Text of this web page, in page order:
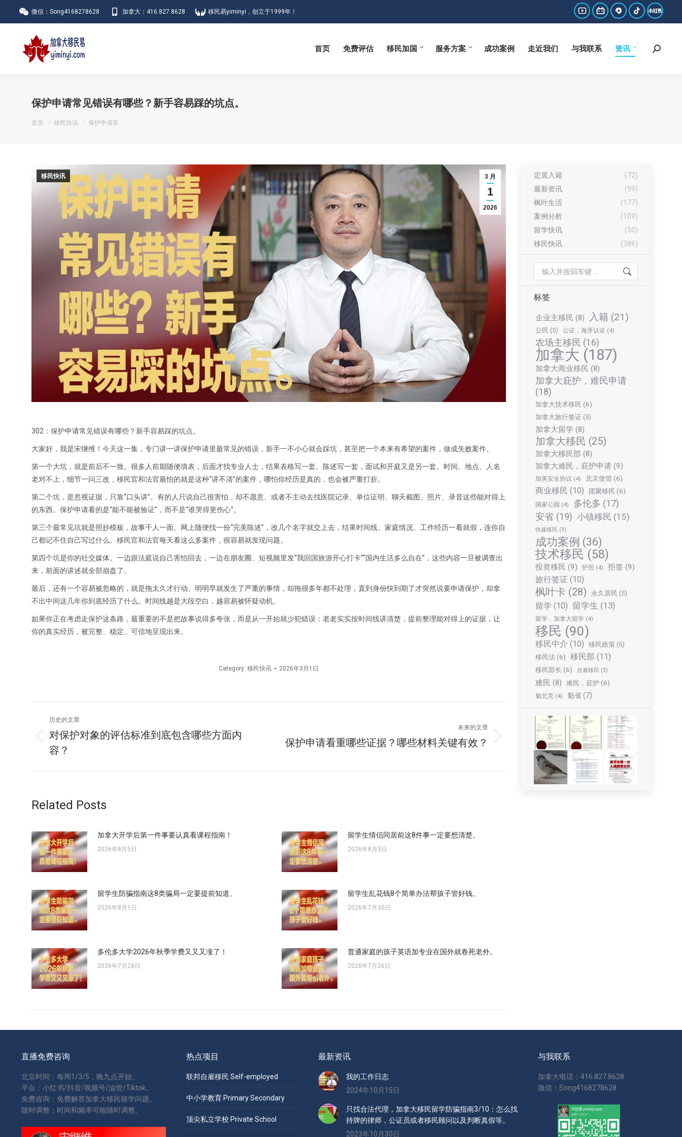
微信：Song4168278628 加拿大：416.827.8628 移民易yiminyi，创立于1999年！
YouTube
opens
哔
哔
西
page
抖
page
小
书
首页 免费评估 移民加国 服务方案 成功案例 走近我们 与我联系 资讯 Search:
保护申请常见错误有哪些？新手容易踩的坑点。
您在这里：
首页 移民快讯 保护申请常…
3 月
1
2026
移民快讯
302：保护申请常见错误有哪些？新手容易踩的坑点。
大家好，我是宋继维！今天这一集，专门讲一讲保护申请里最常见的错误，新手一不小心就会踩坑，甚至把一个本来有希望的案件，做成失败案件。
第一个大坑，就是前后不一致。很多人前期随便填表，后面才找专业人士，结果表格写一套、陈述写一套，面试和开庭又是另一套。时间、地点、人名
老对不上，细节一问三改，移民官和法官最怕的就是这种“讲不清”的案件，哪怕你经历是真的，也会被严重打折。
第二个坑，是忽视证据，只靠“口头讲”。有的人只说自己很害怕，却不愿意、或者不主动去找医院记录、单位证明、聊天截图、照片、录音这些能对得上
的东西。保护申请看的是“能不能被验证”，而不是“谁哭得更伤心”。
第三个最常见坑就是照抄模板，故事千人一面。网上随便找一份“完美陈述”，改几个名字就交上去，结果时间线、家庭情况、工作经历一看就假，连你自
己都记不住自己写过什么。移民官和法官每天看这么多案件，很容易就发现问题。
第四个坑是你的社交媒体。一边跟法庭说自己害怕回去，一边在朋友圈、短视频里发“我回国旅游开心打卡”“国内生活多么自在”，这些内容一旦被调查出
来，前面的讲述就全部崩盘了。
最后，还有一个容易被忽略的，就是拖太久才行动。明明早就发生了严重的事情，却拖很多年都不处理，直到身份快到期了才突然说要申请保护，却拿
不出中间这几年你到底经历了什么。时间线越是大段空白，越容易被怀疑动机。
如果你正在考虑走保护这条路，最重要的不是把故事说得多夸张，而是从一开始就少犯错误：老老实实按时间线讲清楚，提前整理能对得上的证据，让
你的真实经历，被完整、稳定、可信地呈现出来。
Category: 移民快讯 2026年3月1日
章
历史的文章
历
史
对保护对象的评估标准到底包含哪些方面内
容？
未来的文章
未
保护申请看重哪些证据？哪些材料关键有效？
Related Posts
加拿大开学后第一件事要认真看课程指南！
2026年8月5日
留学生情侣同居前这8件事一定要想清楚。
2026年8月3日
留学生防骗指南这8类骗局一定要提前知道。
2026年8月1日
留学生乱花钱8个简单办法帮孩子管好钱。
2026年7月30日
多伦多大学2026年秋季学费又又又涨了！
2026年7月28日
普通家庭的孩子英语加专业在国外就卷死老外。
2026年7月26日
定居入籍
(72)
最新资讯
(99)
枫叶生活
(177)
案例分析
(109)
留学快讯
(50)
移民快讯
(386)
Search:
标签
企业主移民 (8) 入籍 (21)
公民 (5) 公证，海牙认证 (4)
农场主移民 (16)
加拿大 (187)
加拿大商业移民 (8)
加拿大庇护，难民申请
(18)
加拿大技术移民 (6)
加拿大旅行签证 (5)
加拿大留学 (8)
加拿大移民 (25)
加拿大移民部 (8)
加拿大难民，庇护申请 (9)
加美安全协议 (4) 北京使馆 (6)
商业移民 (10) 团聚移民 (6)
国家公园 (4) 多伦多 (17)
安省 (19) 小镇移民 (15)
快速移民 (3)
成功案例 (36)
技术移民 (58)
投资移民 (9) 护照 (4) 拒签 (9)
旅行签证 (10)
枫叶卡 (28) 永久居民 (5)
留学 (10) 留学生 (13)
留学，加拿大留学 (4)
移民 (90)
移民中介 (10) 移民政策 (5)
移民法 (6) 移民部 (11)
移民部长 (6) 自雇移民 (3)
难民 (8) 难民，庇护 (6)
魁北克 (4) 魁省(7)
直播免费咨询
北京时间：每周1/3/5，晚九点开始。
平台：小红书/抖音/视频号/油管/Tiktok。
免费咨询：免费解答加拿大移民留学问题。
随时调整：时间和频率可能随时调整。
热点项目
联邦自雇移民 Self-employed
中小学教育 Primary Secondary
顶尖私立学校 Private School
最新资讯
我的工作日志
2024年10月15日
只找合法代理，加拿大移民留学防骗指南3/10：怎么找
持牌的律师，公证员或者移民顾问以及判断真假等。
2023年10月30日
与我联系
加拿大电话：416.827.8628
微信：Song4168278628
与我联系 资讯 Search: